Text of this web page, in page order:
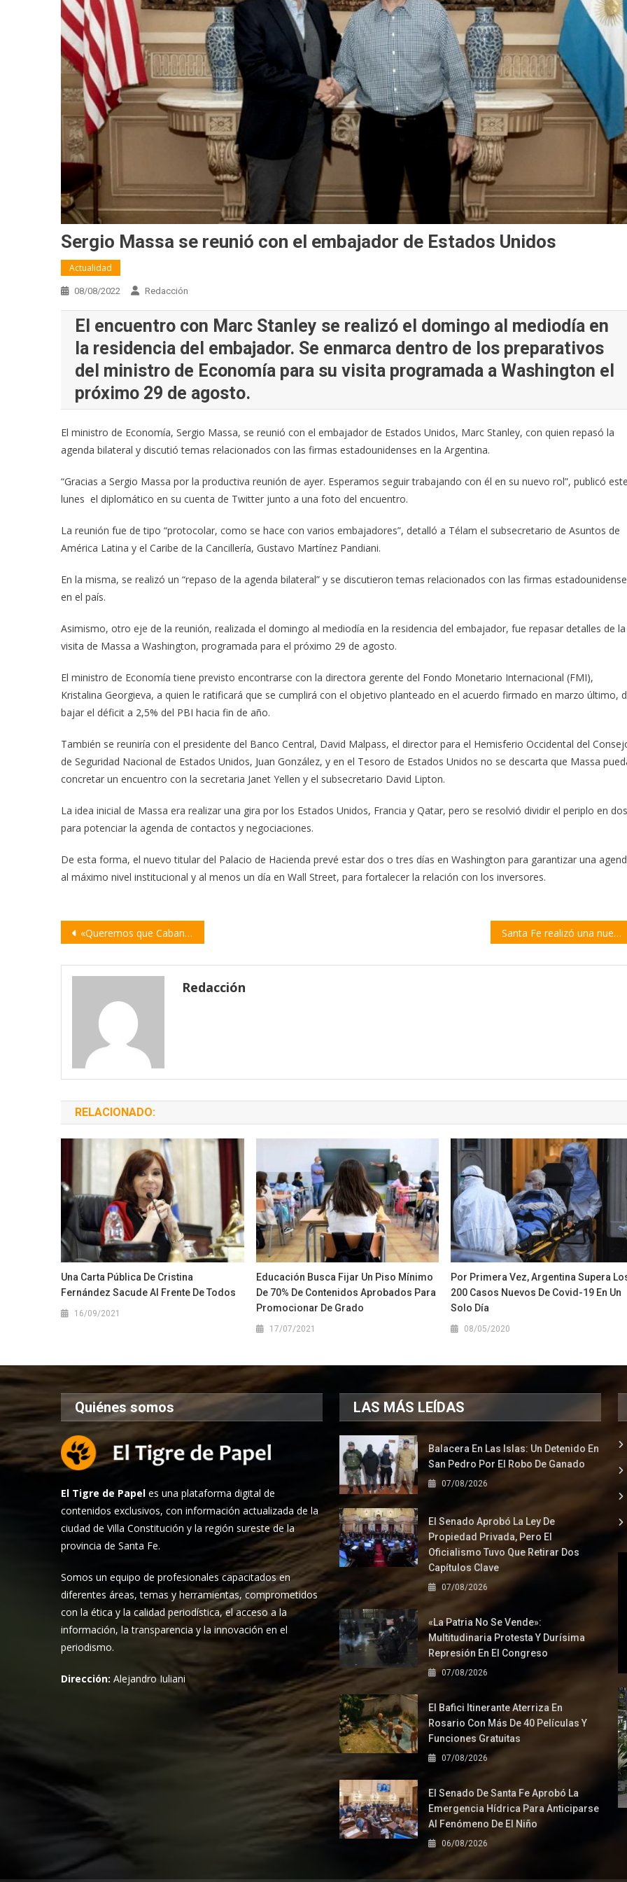
Sergio Massa se reunió con el embajador de Estados Unidos
Actualidad
08/08/2022 Redacción
El encuentro con Marc Stanley se realizó el domingo al mediodía en
la residencia del embajador. Se enmarca dentro de los preparativos
del ministro de Economía para su visita programada a Washington el
próximo 29 de agosto.
El ministro de Economía, Sergio Massa, se reunió con el embajador de Estados Unidos, Marc Stanley, con quien repasó la
agenda bilateral y discutió temas relacionados con las firmas estadounidenses en la Argentina.
“Gracias a Sergio Massa por la productiva reunión de ayer. Esperamos seguir trabajando con él en su nuevo rol”, publicó este
lunes el diplomático en su cuenta de Twitter junto a una foto del encuentro.
La reunión fue de tipo “protocolar, como se hace con varios embajadores”, detalló a Télam el subsecretario de Asuntos de
América Latina y el Caribe de la Cancillería, Gustavo Martínez Pandiani.
En la misma, se realizó un “repaso de la agenda bilateral” y se discutieron temas relacionados con las firmas
en el país.
Asimismo, otro eje de la reunión, realizada el domingo al mediodía en la residencia del embajador, fue repasar detalles de la
visita de Massa a Washington, programada para el próximo 29 de agosto.
El ministro de Economía tiene previsto encontrarse con la directora gerente del Fondo Monetario Internacional (FMI),
Kristalina Georgieva, a quien le ratificará que se cumplirá con el objetivo planteado en el acuerdo firmado en marzo último,
bajar el déficit a 2,5% del PBI hacia fin de año.
También se reuniría con el presidente del Banco Central, David Malpass, el director para el Hemisferio Occidental del
de Seguridad Nacional de Estados Unidos, Juan González, y en el Tesoro de Estados Unidos no se descarta que Massa
concretar un encuentro con la secretaria Janet Yellen y el subsecretario David Lipton.
La idea inicial de Massa era realizar una gira por los Estados Unidos, Francia y Qatar, pero se resolvió dividir el periplo en
para potenciar la agenda de contactos y negociaciones.
De esta forma, el nuevo titular del Palacio de Hacienda prevé estar dos o tres días en Washington para garantizar una
al máximo nivel institucional y al menos un día en Wall Street, para fortalecer la relación con los inversores.
Navegación
entradas
«Queremos que Cabandie y Bordet expliquen qué están haciendo para combatir los incendios» Santa Fe realizó una nueva presentación en la Justicia Federal por los incendios en las islas
Redacción
RELACIONADO:
Una Carta Pública De Cristina
Fernández Sacude Al Frente De Todos
16/09/2021
Educación Busca Fijar Un Piso Mínimo
De 70% De Contenidos Aprobados Para
Promocionar De Grado
17/07/2021
Por Primera Vez, Argentina Supera
200 Casos Nuevos De Covid-19 En Un
Solo Día
08/05/2020
Quiénes somos
El Tigre de Papel es una plataforma digital de
contenidos exclusivos, con información actualizada de la
ciudad de Villa Constitución y la región sureste de la
provincia de Santa Fe.
Somos un equipo de profesionales capacitados en
diferentes áreas, temas y herramientas, comprometidos
con la ética y la calidad periodística, el acceso a la
información, la transparencia y la innovación en el
periodismo.
Dirección:Alejandro Iuliani
LAS MÁS LEÍDAS
Balacera En Las Islas: Un Detenido En
San Pedro Por El Robo De Ganado
07/08/2026
El Senado Aprobó La Ley De
Propiedad Privada, Pero El
Oficialismo Tuvo Que Retirar Dos
Capítulos Clave
07/08/2026
«La Patria No Se Vende»:
Multitudinaria Protesta Y Durísima
Represión En El Congreso
07/08/2026
El Bafici Itinerante Aterriza En
Rosario Con Más De 40 Películas Y
Funciones Gratuitas
07/08/2026
El Senado De Santa Fe Aprobó La
Emergencia Hídrica Para Anticiparse
Al Fenómeno De El Niño
06/08/2026